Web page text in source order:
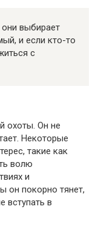
выбирает
и если кто-то
с
охоты. Он не
Некоторые
такие как
волю
и
он покорно тянет,
вступать в